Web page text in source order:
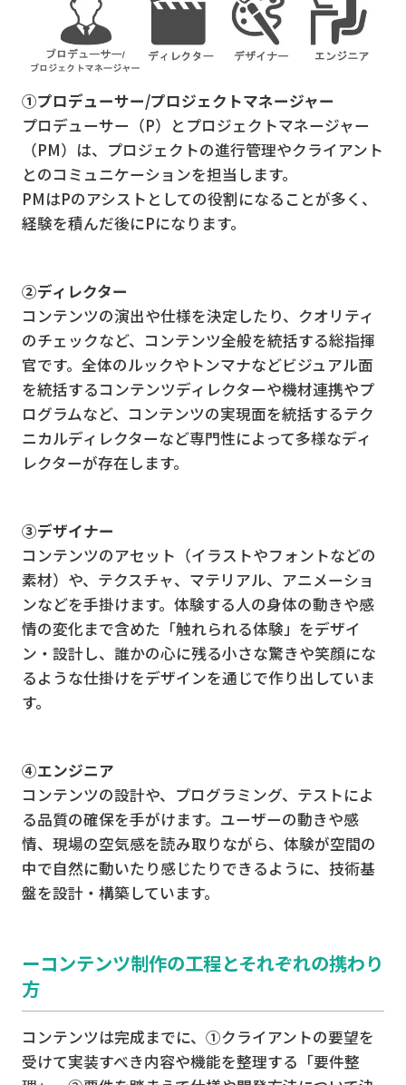
①プロデューサー/プロジェクトマネージャー
プロデューサー（P）とプロジェクトマネージャー
（PM）は、プロジェクトの進行管理やクライアント
とのコミュニケーションを担当します。
PMはPのアシストとしての役割になることが多く、
経験を積んだ後にPになります。
②ディレクター
コンテンツの演出や仕様を決定したり、クオリティ
のチェックなど、コンテンツ全般を統括する総指揮
官です。全体のルックやトンマナなどビジュアル面
を統括するコンテンツディレクターや機材連携やプ
ログラムなど、コンテンツの実現面を統括するテク
ニカルディレクターなど専門性によって多様なディ
レクターが存在します。
③デザイナー
コンテンツのアセット（イラストやフォントなどの
素材）や、テクスチャ、マテリアル、アニメーショ
ンなどを手掛けます。体験する人の身体の動きや感
情の変化まで含めた「触れられる体験」をデザイ
ン・設計し、誰かの心に残る小さな驚きや笑顔にな
るような仕掛けをデザインを通じで作り出していま
す。
④エンジニア
コンテンツの設計や、プログラミング、テストによ
る品質の確保を手がけます。ユーザーの動きや感
情、現場の空気感を読み取りながら、体験が空間の
中で自然に動いたり感じたりできるように、技術基
盤を設計・構築しています。
ーコンテンツ制作の工程とそれぞれの携わり
方
コンテンツは完成までに、①クライアントの要望を
受けて実装すべき内容や機能を整理する「要件整